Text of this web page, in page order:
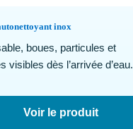
inox
boues, particules et
visibles dès l’arrivée d’eau.
Voir le produit